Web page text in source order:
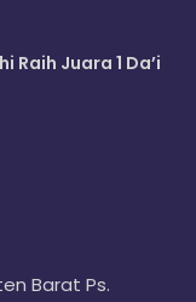
Raih Juara 1 Da’i
Barat Ps.